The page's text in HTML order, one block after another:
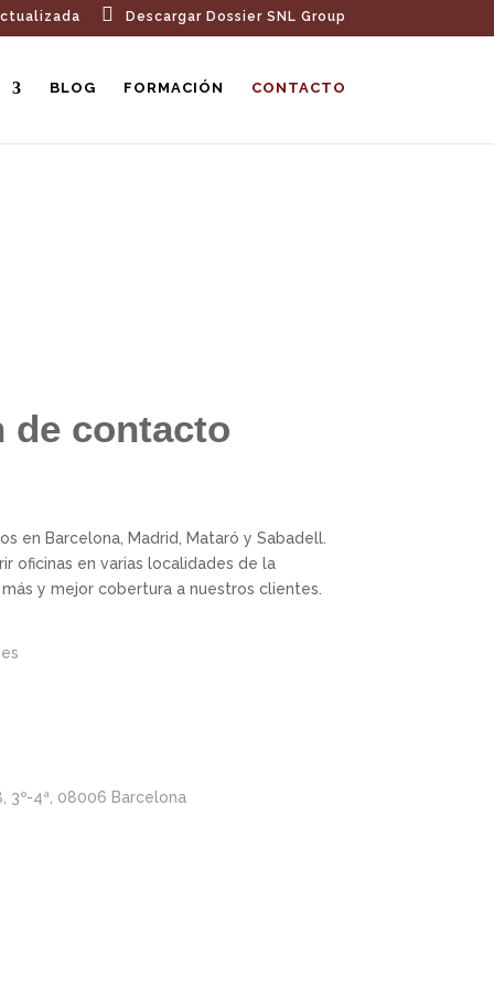
Descargar Dossier SNL Group
BLOG FORMACIÓN CONTACTO
de contacto
en Barcelona, Madrid, Mataró y Sabadell.
oficinas en varias localidades de la
y mejor cobertura a nuestros clientes.
3º-4ª, 08006 Barcelona